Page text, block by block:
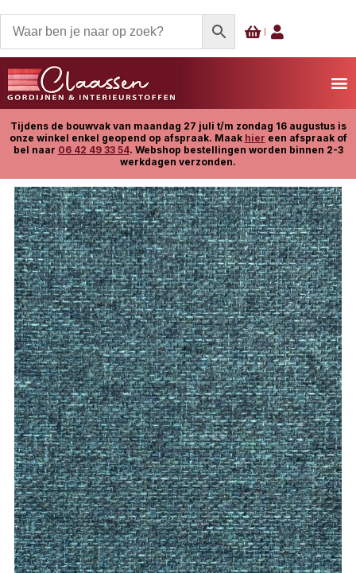
Tijdens de bouwvak van maandag 27 juli t/m zondag 16 augustus is
onze winkel enkel geopend op afspraak. Maak hier een afspraak of
bel naar 06 42 49 33 54. Webshop bestellingen worden binnen 2-3
werkdagen verzonden.